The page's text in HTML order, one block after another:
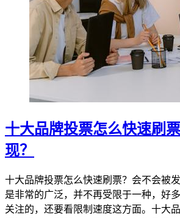
十大品牌投票怎么快速刷
现？
十大品牌投票怎么快速刷票？会不会被
是非常的广泛，并不再受限于一种，好
关注的，还要看限制速度这方面。十大